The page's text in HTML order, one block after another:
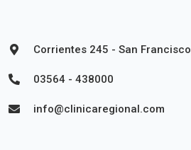
Corrientes 245 - San Francisco
03564 - 438000
info@clinicaregional.com